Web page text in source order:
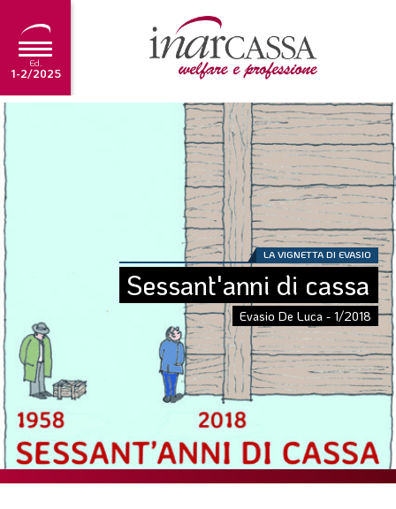
Ed.
1-2/2025
Ultima edizione
SOMMARIO
EDITORIALE
PREVIDENZA
LA VIGNETTA DI EVASIO
Sessant'anni di cassa
Evasio De Luca - 1/2018